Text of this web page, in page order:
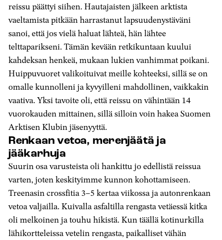
reissu päättyi siihen. Hautajaisten jälkeen arktista
vaeltamista pitkään harrastanut lapsuudenystäväni
sanoi, että jos vielä haluat lähteä, hän lähtee
telttaparikseni. Tämän kevään retkikuntaan kuului
kahdeksan henkeä, mukaan lukien vanhimmat poikani.
Huippuvuoret valikoituivat meille kohteeksi, sillä se on
omalle kunnolleni ja kyvyilleni mahdollinen, vaikkakin
vaativa. Yksi tavoite oli, että reissu on vähintään 14
vuorokauden mittainen, sillä silloin voin hakea Suomen
Arktisen Klubin jäsenyyttä.
Renkaan vetoa, merenjäätä ja
jääkarhuja
Suurin osa varusteista oli hankittu jo edellistä reissua
varten, joten keskityimme kunnon kohottamiseen.
Treenasin crossfitia 3–5 kertaa viikossa ja autonrenkaan
vetoa valjailla. Kuivalla asfaltilla rengasta vetäessä kitka
oli melkoinen ja touhu hikistä. Kun täällä kotinurkilla
lähikortteleissa vetelin rengasta, paikalliset vähän